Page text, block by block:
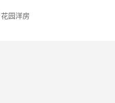
花园洋房